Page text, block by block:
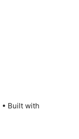
• Built with